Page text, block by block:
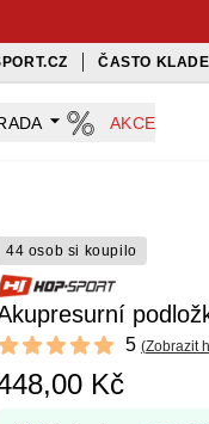
ČASTO
AKCE
44 osob si koupilo
5 out of 5 stars 5 (Zobrazit
Kč